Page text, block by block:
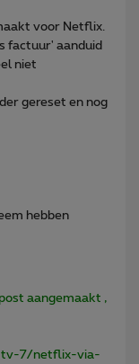
voor Netflix.
factuur' aanduid
niet
gereset en nog
hebben
aangemaakt ,
tv-7/netflix-via-